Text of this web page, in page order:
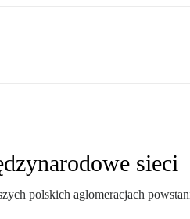
sieci
polskich aglomeracjach